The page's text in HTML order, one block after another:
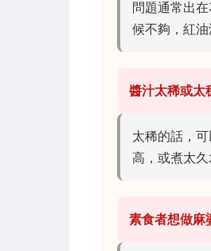
問題通常出
候不夠，紅
醬汁太稀或太
太稀的話，
高，或煮太
素食者想做麻